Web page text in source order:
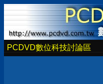
PCDVD數位科技討論區